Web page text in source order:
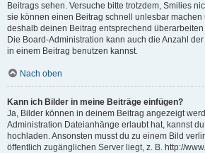
Beitrags sehen. Versuche bitte trotzdem, Smilies
sie können einen Beitrag schnell unlesbar machen
deshalb deinen Beitrag entsprechend
Die Board-Administration kann auch die Anzahl
in einem Beitrag benutzen kannst.
Nach oben
Kann ich Bilder in meine Beiträge einfügen?
Ja, Bilder können in deinem Beitrag angezeigt
Administration Dateianhänge erlaubt hat, kannst
hochladen. Ansonsten musst du zu einem Bild
öffentlich zugänglichen Server liegt, z. B. http://